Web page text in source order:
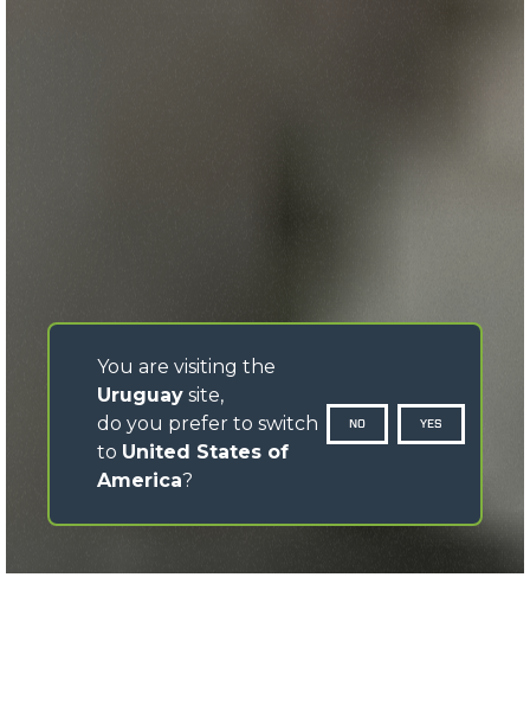
You are visiting the
Uruguay site,
do you prefer to switch
to United States of
America?
NO YES